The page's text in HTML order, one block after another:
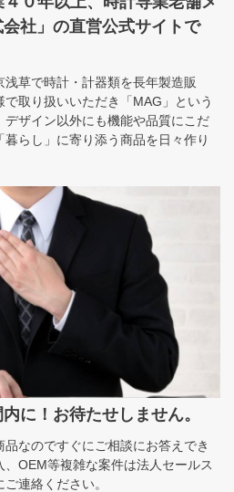
社」の直営公式サイトで
浅草で時計・計器類を長年製造販
取り扱いいただき「MAG」という
ザイン以外にも機能や品質にこだ
らし」に寄り添う商品を日々作り
に！お待たせしません。
なのですぐにご相談にお答えでき
、OEM等複雑な案件は法人セールス
連絡ください。